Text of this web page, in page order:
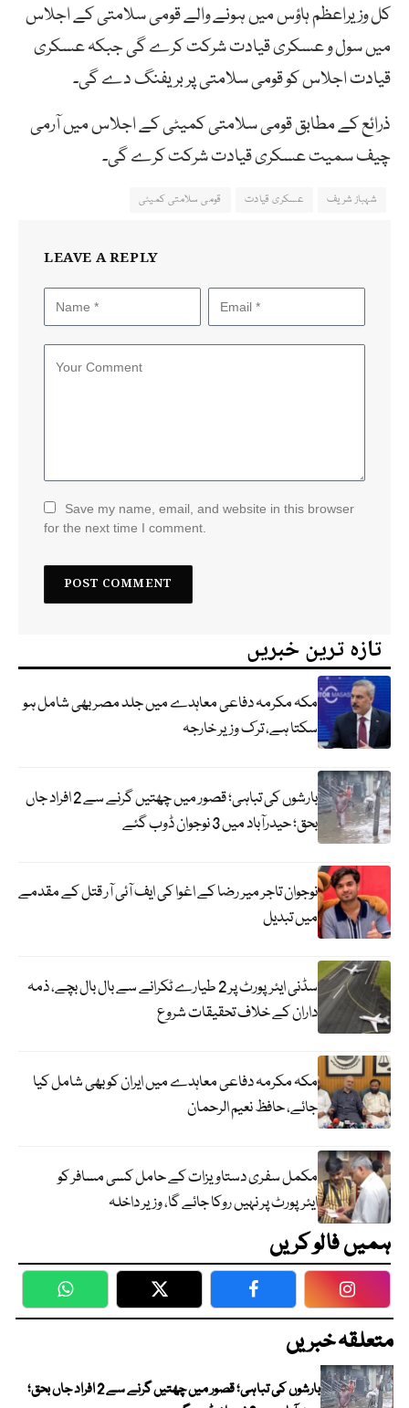
کل وزیراعظم ہاؤس میں ہونے والے قومی سلامتی کے اجلاس
میں سول و عسکری قیادت شرکت کرے گی جبکہ عسکری
قیادت اجلاس کو قومی سلامتی پر بریفنگ دے گی۔
ذرائع کے مطابق قومی سلامتی کمیٹی کے اجلاس میں آرمی
چیف سمیت عسکری قیادت شرکت کرے گی۔
شہباز شریف عسکری قیادت قومی سلامتی کمیٹی
LEAVE A REPLY
Save my name, email, and website in this browser
for the next time I comment.
تازہ ترین خبریں
مکہ مکرمہ دفاعی معاہدے میں جلد مصر بھی شامل ہو
سکتا ہے، ترک وزیر خارجہ
بارشوں کی تباہی؛ قصور میں چھتیں گرنے سے 2 افراد جاں
بحق؛ حیدرآباد میں 3 نوجوان ڈوب گئے
نوجوان تاجر میر رضا کے اغوا کی ایف آئی آر قتل کے مقدمے
میں تبدیل
سڈنی ایئرپورٹ پر 2 طیارے ٹکرانے سے بال بال بچے، ذمہ
داران کے خلاف تحقیقات شروع
مکہ مکرمہ دفاعی معاہدے میں ایران کو بھی شامل کیا
جائے، حافظ نعیم الرحمان
مکمل سفری دستاویزات کے حامل کسی مسافر کو
ایئرپورٹ پر نہیں روکا جائے گا، وزیر داخلہ
ہمیں فالو کریں
WhatsApp Twitter Facebook
متعلقہ خبریں
بارشوں کی تباہی؛ قصور میں چھتیں گرنے سے 2 افراد جاں بحق؛